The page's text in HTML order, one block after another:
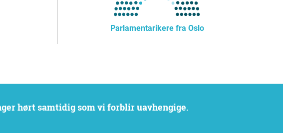
Parlamentarikere fra Oslo
hørt samtidig som vi forblir uavhengige.